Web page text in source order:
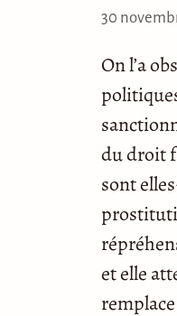
30
On l’a
du droit
sont
et elle